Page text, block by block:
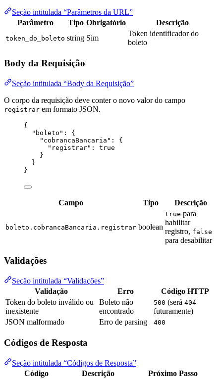
Seção intitulada “Parâmetros da URL”
Parâmetro
Tipo Obrigatório Descrição
token_do_boleto string Sim
Token identificador do
boleto
Body da Requisição
Seção intitulada “Body da Requisição”
O corpo da requisição deve conter o novo valor do campo
registrar em formato JSON.
{
"boleto" : {
"cobrancaBancaria" : {
"registrar" : true
}
}
}
Campo Tipo Descrição
boleto.cobrancaBancaria.registrar boolean
true para
habilitar
registro, false
para desabilitar
Validações
Seção intitulada “Validações”
Validação
Erro
Código HTTP
Token do boleto inválido ou
inexistente
Boleto não
encontrado
500 (será 404
futuramente)
JSON malformado
Erro de parsing 400
Códigos de Resposta
Seção intitulada “Códigos de Resposta”
Código
Descrição Próximo Passo